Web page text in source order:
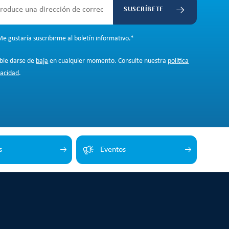
SUSCRÍBETE
gustaría suscribirme al boletín informativo.*
darse de baja en cualquier momento. Consulte nuestra política
.
Eventos